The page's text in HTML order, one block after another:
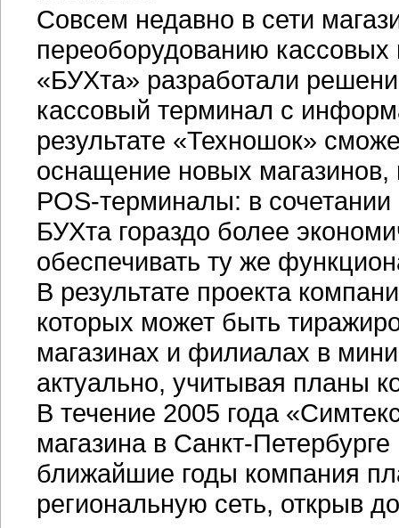
Совсем недавно в сети
переоборудованию
«БУХта» разработали
кассовый терминал с
результате «Техношок»
оснащение новых магазинов,
POS-терминалы: в
БУХта гораздо более
обеспечивать ту же
В результате проекта
которых может быть
магазинах и филиалах в
актуально, учитывая планы
В течение 2005 года
магазина в Санкт-Петербурге
ближайшие годы компания
региональную сеть, открыв